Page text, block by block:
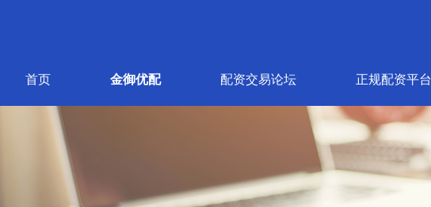
首页 金御优配 配资交易论坛 正规配资平台